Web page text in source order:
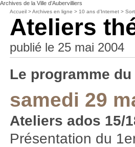
Archives de la Ville d’Aubervilliers
Accueil >Archives en ligne > 10 ans d’Internet >
Ateliers
publié le 25 mai 2004
Le programme
samedi 29
Ateliers ados 15/
Présentation du